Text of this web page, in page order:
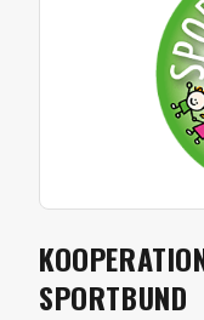
SPORTBUND